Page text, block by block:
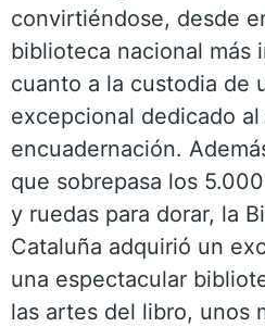
convirtiéndose, desde
biblioteca nacional más
cuanto a la custodia
excepcional dedicado
encuadernación.
que sobrepasa los
y ruedas para dorar, la
Cataluña adquirió un
una espectacular
las artes del libro, unos